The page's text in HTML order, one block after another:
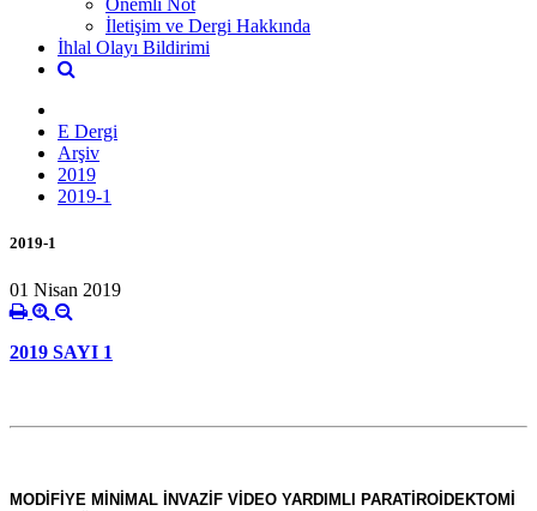
İletişim ve Dergi Hakkında
İhlal Olayı Bildirimi
E Dergi
Arşiv
2019
2019-1
2019-1
01 Nisan 2019
2019 SAYI 1
MODİFİYE MİNİMAL İNVAZİF VİDEO YARDIMLI PARATİROİDEKTOMİ